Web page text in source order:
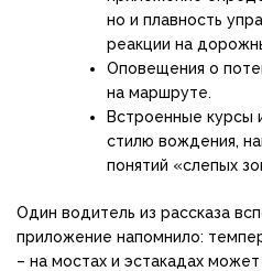
но и плавность
реакции на
Оповещения о
на маршруте.
Встроенные курсы
стилю вождения,
понятий «слепых
Один водитель из рассказа
приложение напомнило:
– на мостах и эстакадах